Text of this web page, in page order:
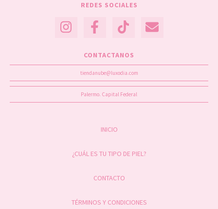
REDES SOCIALES
CONTACTANOS
tiendanube@luxodia.com
Palermo. Capital Federal
INICIO
¿CUÁL ES TU TIPO DE PIEL?
CONTACTO
TÉRMINOS Y CONDICIONES